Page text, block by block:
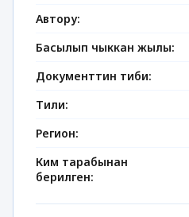
Автору:
Басылып чыккан жылы:
Документтин тиби:
Тили:
Регион:
Ким тарабынан
берилген: